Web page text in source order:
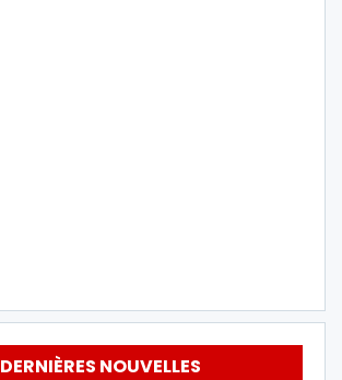
DERNIÈRES NOUVELLES